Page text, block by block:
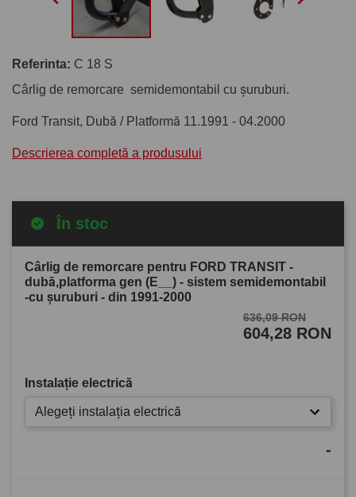
Referinta: C 18 S
Cârlig de remorcare semidemontabil cu șuruburi.
Ford Transit, Dubă / Platformă 11.1991 - 04.2000
Descrierea completă a produsului
În stoc
Cârlig de remorcare pentru FORD TRANSIT -
dubă,platforma gen (E__) - sistem semidemontabil
-cu şuruburi - din 1991-2000
636,09 RON
604,28 RON
Instalație electrică
Alegeți instalația electrică
-